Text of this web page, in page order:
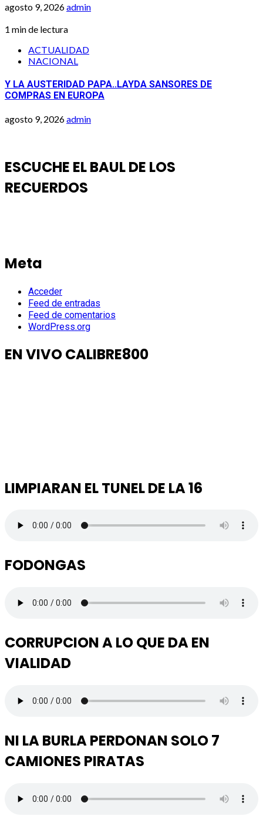
agosto 9, 2026admin
1 min de lectura
ACTUALIDAD
NACIONAL
Y LA AUSTERIDAD PAPA..LAYDA SANSORES DE
COMPRAS EN EUROPA
agosto 9, 2026admin
ESCUCHE EL BAUL DE LOS
RECUERDOS
Meta
Acceder
Feed de entradas
Feed de comentarios
WordPress.org
EN VIVO CALIBRE800
LIMPIARAN EL TUNEL DE LA 16
FODONGAS
CORRUPCION A LO QUE DA EN
VIALIDAD
NI LA BURLA PERDONAN SOLO 7
CAMIONES PIRATAS